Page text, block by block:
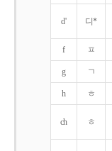
d' 디*
f ㅍ
g ㄱ
h ㅎ
ch ㅎ